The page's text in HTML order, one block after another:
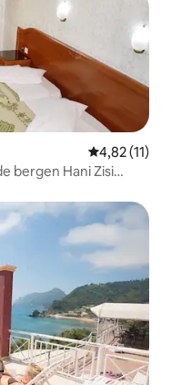
Gemiddelde
4,82 (11)
bergen Hani Zisi